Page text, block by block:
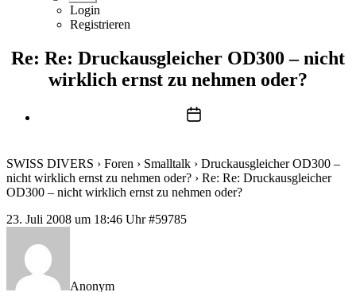
anzeigen
Login
Registrieren
Re: Re: Druckausgleicher OD300 – nicht
wirklich ernst zu nehmen oder?
Beitragsdatum
SWISS DIVERS › Foren › Smalltalk › Druckausgleicher OD300 –
nicht wirklich ernst zu nehmen oder? › Re: Re: Druckausgleicher
OD300 – nicht wirklich ernst zu nehmen oder?
23. Juli 2008 um 18:46 Uhr #59785
Anonym